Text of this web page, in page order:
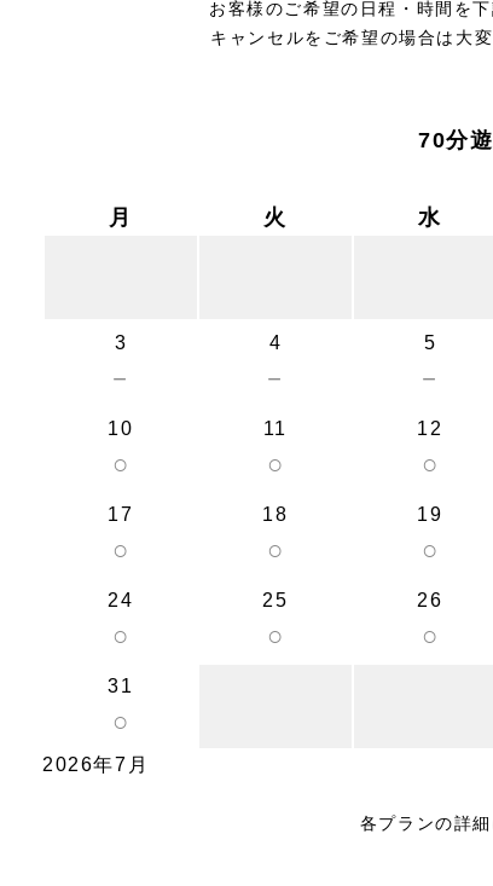
お客様のご希望の日程・時間を
キャンセルをご希望の場合は大
70分
月 火 水
3
－
4
－
5
－
10
○
11
○
12
○
17
○
18
○
19
○
24
○
25
○
26
○
31
○
2026年7月
各プランの詳